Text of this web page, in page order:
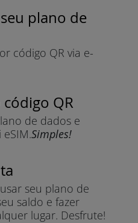
plano de
código QR via e-
QR
de dados e
Simples!
seu plano de
saldo e fazer
lugar. Desfrute!